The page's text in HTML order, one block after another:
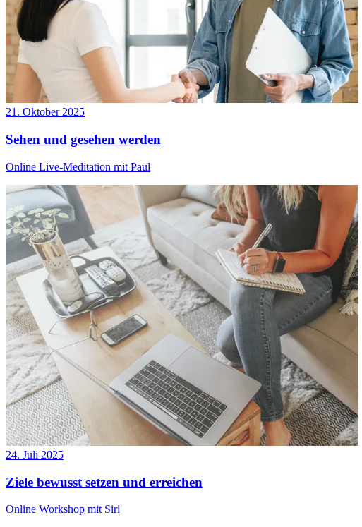
21. Oktober 2025
Sehen und gesehen werden
Online Live-Meditation mit Paul
24. Juli 2025
Ziele bewusst setzen und erreichen
Online Workshop mit Siri